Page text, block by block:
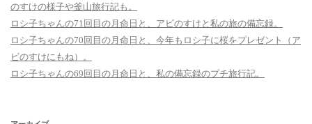
のすけの様子や釜山旅行記も。
ロシ子ちゃんの71回目の月命日と、アビのすけと私の旅の備忘録。
ロシ子ちゃんの70回目の月命日と、今年もロシ子に桜をプレゼント（ア
ビのすけにもね）。
ロシ子ちゃんの69回目の月命日と、私の備忘録のプチ旅行記。